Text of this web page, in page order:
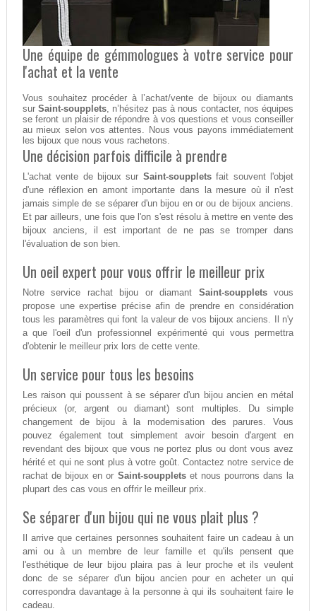
Une équipe de gémmologues à votre service pour
l'achat et la vente
Vous souhaitez procéder à l’achat/vente de bijoux ou diamants
surSaint-soupplets, n’hésitez pas à nous contacter, nos équipes
se feront un plaisir de répondre à vos questions et vous conseiller
au mieux selon vos attentes. Nous vous payons immédiatement
les bijoux que nous vous rachetons.
Une décision parfois difficile à prendre
L'achat vente de bijoux sur Saint-souppletsfait souvent l'objet
d'une réflexion en amont importante dans la mesure où il n'est
jamais simple de se séparer d'un bijou en or ou de bijoux anciens.
Et par ailleurs, une fois que l'on s'est résolu à mettre en vente des
bijoux anciens, il est important de ne pas se tromper dans
l'évaluation de son bien.
Un oeil expert pour vous offrir le meilleur prix
Notre service rachat bijou or diamant Saint-souppletsvous
propose une expertise précise afin de prendre en considération
tous les paramètres qui font la valeur de vos bijoux anciens. Il n'y
a que l'oeil d'un professionnel expérimenté qui vous permettra
d'obtenir le meilleur prix lors de cette vente.
Un service pour tous les besoins
Les raison qui poussent à se séparer d'un bijou ancien en métal
précieux (or, argent ou diamant) sont multiples. Du simple
changement de bijou à la modernisation des parures. Vous
pouvez également tout simplement avoir besoin d'argent en
revendant des bijoux que vous ne portez plus ou dont vous avez
hérité et qui ne sont plus à votre goût. Contactez notre service de
rachat de bijoux en or Saint-souppletset nous pourrons dans la
plupart des cas vous en offrir le meilleur prix.
Se séparer d'un bijou qui ne vous plait plus ?
Il arrive que certaines personnes souhaitent faire un cadeau à un
ami ou à un membre de leur famille et qu'ils pensent que
l'esthétique de leur bijou plaira pas à leur proche et ils veulent
donc de se séparer d'un bijou ancien pour en acheter un qui
correspondra davantage à la personne à qui ils souhaitent faire le
cadeau.